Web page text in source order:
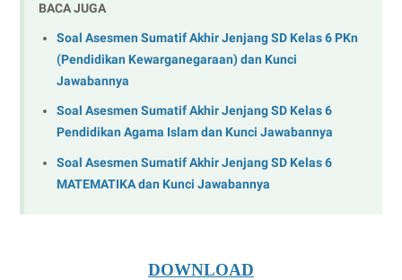
BACA JUGA
Soal Asesmen Sumatif Akhir Jenjang SD Kelas 6 PKn
(Pendidikan Kewarganegaraan) dan Kunci
Jawabannya
Soal Asesmen Sumatif Akhir Jenjang SD Kelas 6
Pendidikan Agama Islam dan Kunci Jawabannya
Soal Asesmen Sumatif Akhir Jenjang SD Kelas 6
MATEMATIKA dan Kunci Jawabannya
DOWNLOAD